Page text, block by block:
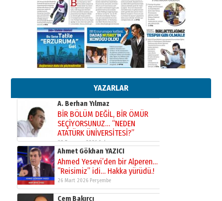
YAZARLAR
28 Temmuz 2026 Salı
Ahmet Gökhan YAZICI
Ahmed Yesevi’den bir Alperen…
”Reisimiz” idi… Hakka yürüdü.!
26 Mart 2026 Perşembe
Cem Bakırcı
Ardında bıraktığı hatıralarıyla
gönül adamı Faruk Terzioğlu!
13 Mayıs 2026 Çarşamba
Esat BİNDESEN
Başkan Sekmen’den Erzurum’a
bir vizyon proje daha!
02 Ağustos 2026 Pazar
Kadir SABUNCUOĞLU
Erzurumspor’un köşe taşları
29 Haziran 2026 Pazartesi